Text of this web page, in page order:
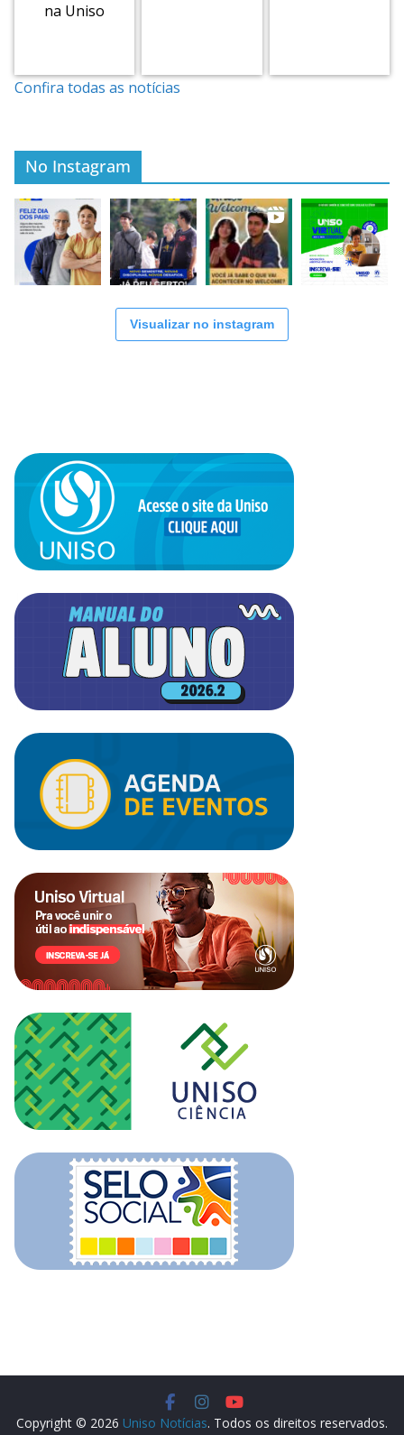
na Uniso
Confira todas as notícias
No Instagram
Visualizar no instagram
Copyright © 2026 Uniso Notícias. Todos os direitos reservados.